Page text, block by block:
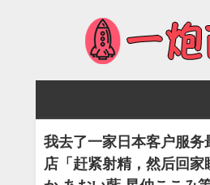
我去了一家日本客户服务
店「赶紧射精，然后回家